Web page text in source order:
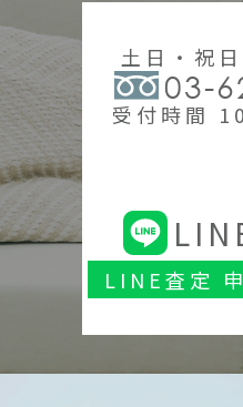
土日・祝
03-
受付時間
LINE査定